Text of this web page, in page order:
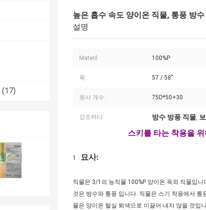
(17)
높은 흡수 속도 양이온 직물, 통풍 방
설명
Materil: 100%P
폭: 57 / 58"
원사 개수: 75D*50+30
강조하다: 방수 방풍 직물,
스키를 타는 착용을
1 . 묘사:
직물은 3/1의 능직물 100%P 양이온 옥외 직물입
것은 방수와 통풍 입니다. 직물은 스기 착용에서
물은 양이온 털실 퇴색으로 이끌어 내지 않을 것입